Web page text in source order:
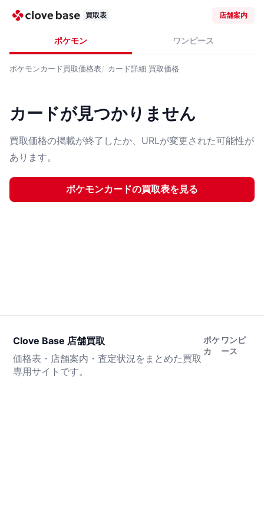
買取表 店舗案内
ポケモン ワンピース
ポケモンカード買取価格表 カード詳細 買取価格
カードが見つかりません
買取価格の掲載が終了したか、URLが変更された可能性が
あります。
ポケモンカードの買取表を見る
Clove Base 店舗買取
価格表・店舗案内・査定状況をまとめた買取
専用サイトです。
ポケ
カ
ワンピ
ース